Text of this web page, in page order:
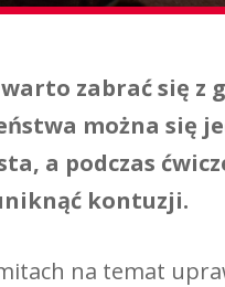
zabrać się z
można się
a podczas
kontuzji.
na temat